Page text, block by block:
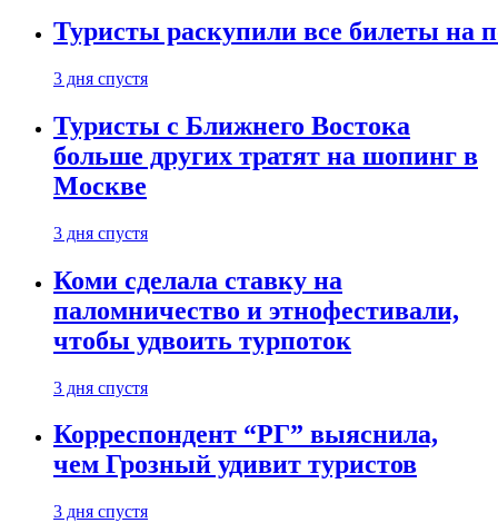
Туристы раскупили все билеты на
3 дня спустя
Туристы с Ближнего Востока
больше других тратят на шопинг в
Москве
3 дня спустя
Коми сделала ставку на
паломничество и этнофестивали,
чтобы удвоить турпоток
3 дня спустя
Корреспондент “РГ” выяснила,
чем Грозный удивит туристов
3 дня спустя